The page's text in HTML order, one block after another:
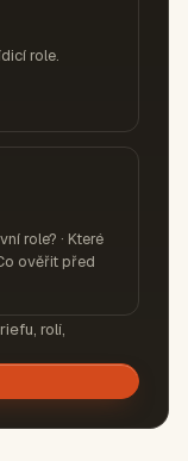
role.
role? · Které
ověřit před
rolí,